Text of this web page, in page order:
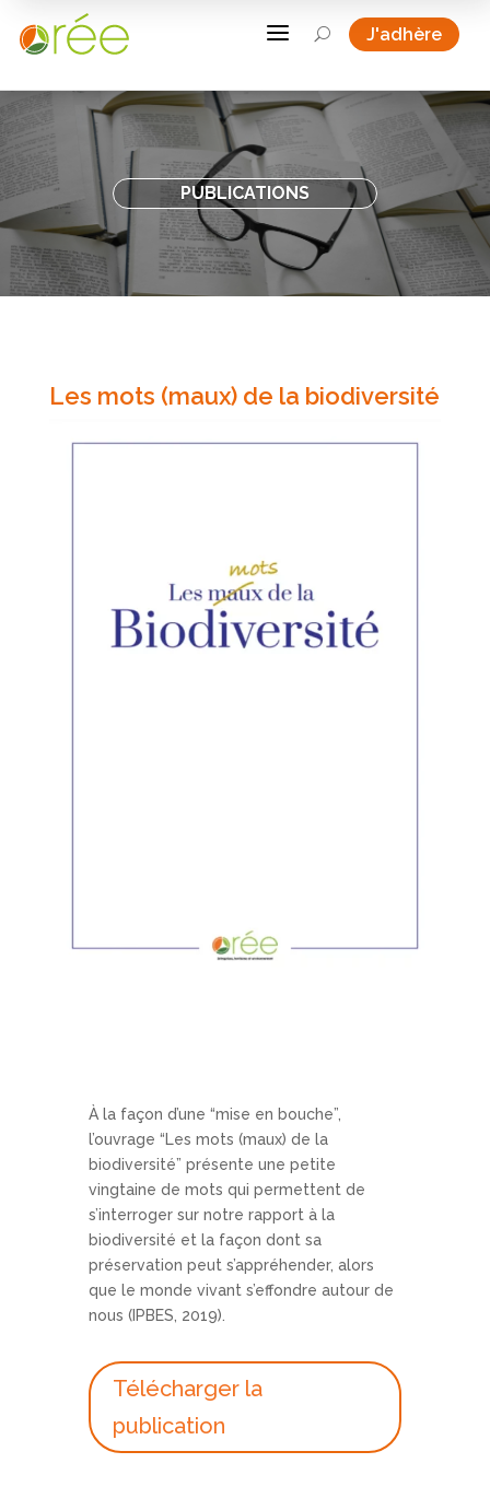
a U J'adhère
PUBLICATIONS
Les mots (maux) de la biodiversité
À la façon d’une “mise en bouche”,
l’ouvrage “Les mots (maux) de la
biodiversité” présente une petite
vingtaine de mots qui permettent de
s’interroger sur notre rapport à la
biodiversité et la façon dont sa
préservation peut s’appréhender, alors
que le monde vivant s’effondre autour de
nous (IPBES, 2019).
Télécharger la
publication